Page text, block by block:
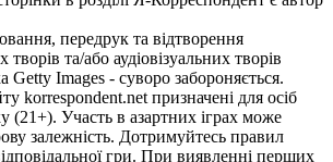
передрук та відтворення
творів та/або аудіовізуальних творів
Getty Images - суворо забороняється.
korrespondent.net призначені для осіб
(21+). Участь в азартних іграх може
залежність. Дотримуйтесь правил
гри. При виявленні перших